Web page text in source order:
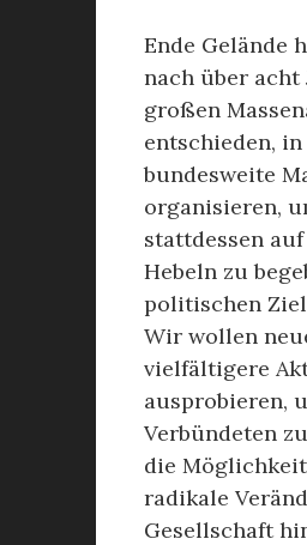
Ende Gelände
nach über acht
großen
entschieden,
bundesweite
organisieren,
stattdessen
Hebeln zu
politischen
Wir wollen
vielfältigere
ausprobieren,
Verbündeten
die
radikale
Gesellschaft